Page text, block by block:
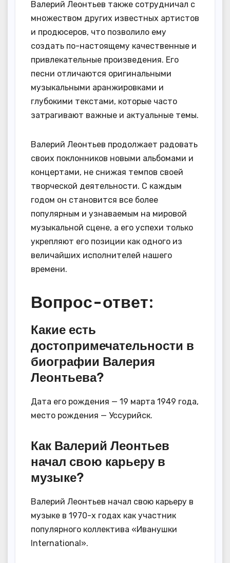
Валерий Леонтьев также сотрудничал с
множеством других известных артистов
и продюсеров, что позволило ему
создать по-настоящему качественные и
привлекательные произведения. Его
песни отличаются оригинальными
музыкальными аранжировками и
глубокими текстами, которые часто
затрагивают важные и актуальные темы.
Валерий Леонтьев продолжает радовать
своих поклонников новыми альбомами и
концертами, не снижая темпов своей
творческой деятельности. С каждым
годом он становится все более
популярным и узнаваемым на мировой
музыкальной сцене, а его успехи только
укрепляют его позиции как одного из
величайших исполнителей нашего
времени.
Вопрос-ответ:
Какие есть
достопримечательности в
биографии Валерия
Леонтьева?
Дата его рождения — 19 марта 1949 года,
место рождения — Уссурийск.
Как Валерий Леонтьев
начал свою карьеру в
музыке?
Валерий Леонтьев начал свою карьеру в
музыке в 1970-х годах как участник
популярного коллектива «Иванушки
International».